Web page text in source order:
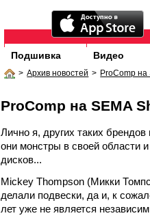
Подшивка Видео
> Архив новостей > ProComp на
ProComp на SEMA
Лично я, других таких
они монстры в своей области
дисков...
Mickey Thompson (Микки
делали подвески, да и, к
лет уже не является